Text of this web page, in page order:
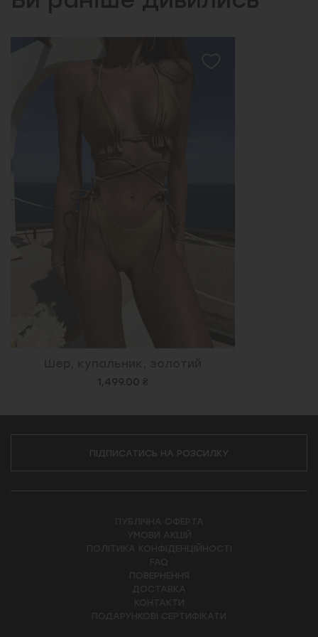
1,499.00 ₴
ПІДПИСАТИСЬ НА РОЗСИЛКУ